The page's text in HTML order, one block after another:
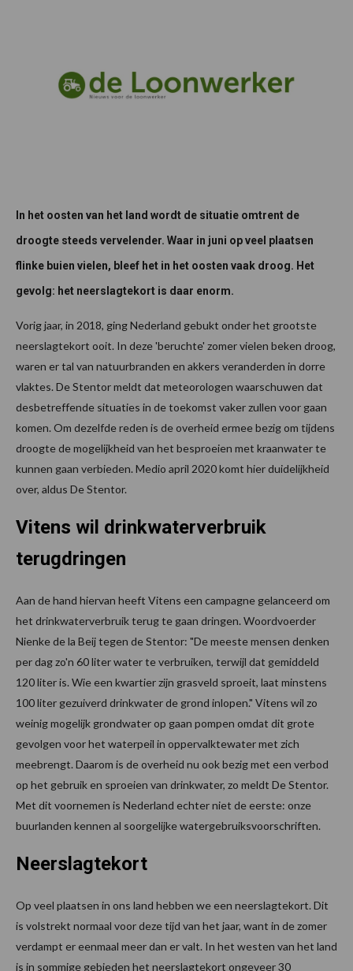
In het oosten van het land wordt de situatie omtrent de
droogte steeds vervelender. Waar in juni op veel plaatsen
flinke buien vielen, bleef het in het oosten vaak droog. Het
gevolg: het neerslagtekort is daar enorm.
Vorig jaar, in 2018, ging Nederland gebukt onder het grootste
neerslagtekort ooit. In deze 'beruchte' zomer vielen beken droog,
waren er tal van natuurbranden en akkers veranderden in dorre
vlaktes. De Stentor meldt dat meteorologen waarschuwen dat
desbetreffende situaties in de toekomst vaker zullen voor gaan
komen. Om dezelfde reden is de overheid ermee bezig om tijdens
droogte de mogelijkheid van het besproeien met kraanwater te
kunnen gaan verbieden. Medio april 2020 komt hier duidelijkheid
over, aldus De Stentor.
Vitens wil drinkwaterverbruik
terugdringen
Aan de hand hiervan heeft Vitens een campagne gelanceerd om
het drinkwaterverbruik terug te gaan dringen. Woordvoerder
Nienke de la Beij tegen de Stentor: "De meeste mensen denken
per dag zo'n 60 liter water te verbruiken, terwijl dat gemiddeld
120 liter is. Wie een kwartier zijn grasveld sproeit, laat minstens
100 liter gezuiverd drinkwater de grond inlopen." Vitens wil zo
weinig mogelijk grondwater op gaan pompen omdat dit grote
gevolgen voor het waterpeil in oppervalktewater met zich
meebrengt. Daarom is de overheid nu ook bezig met een verbod
op het gebruik en sproeien van drinkwater, zo meldt De Stentor.
Met dit voornemen is Nederland echter niet de eerste: onze
buurlanden kennen al soorgelijke watergebruiksvoorschriften.
Neerslagtekort
Op veel plaatsen in ons land hebben we een neerslagtekort. Dit
is volstrekt normaal voor deze tijd van het jaar, want in de zomer
verdampt er eenmaal meer dan er valt. In het westen van het land
is in sommige gebieden het neerslagtekort ongeveer 30